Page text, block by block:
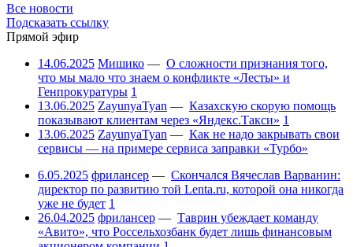
Все новости
Подсказать ссылку
Прямой эфир
14.06.2025 Мишико — О сложности признания того,
что мы мало что знаем о конфликте «Лесты» и
Генпрокуратуры 1
13.06.2025 ZayunyaTyan — Казахскую скорую помощь
показывают клиентам через «Яндекс.Такси» 1
13.06.2025 ZayunyaTyan — Как не надо закрывать свои
сервисы — на примере сервиса заправки «Турбо»
6.05.2025 фрилансер — Скончался Вячеслав Варванин:
директор по развитию той Lenta.ru, которой она никогда
уже не будет 1
26.04.2025 фрилансер — Таврин убеждает команду
«Авито», что Россельхозбанк будет лишь финансовым